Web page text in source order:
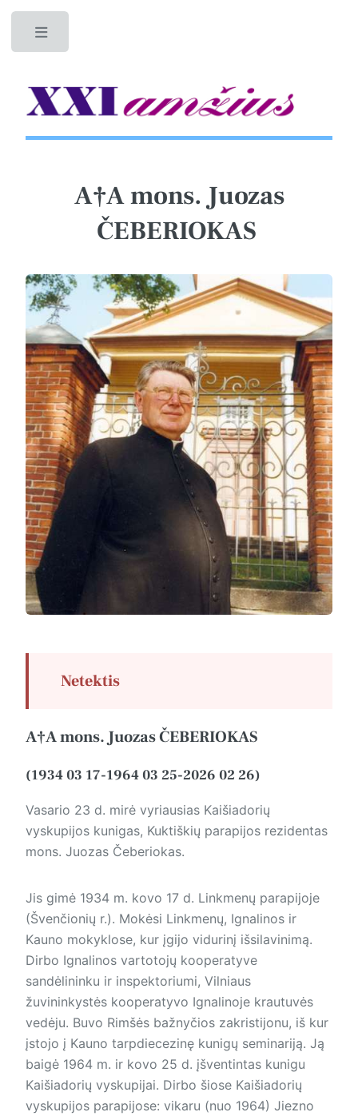
A†A mons. Juozas
ČEBERIOKAS
Netektis
A†A mons. Juozas ČEBERIOKAS
(1934 03 17-1964 03 25-2026 02 26)
Vasario 23 d. mirė vyriausias Kaišiadorių
vyskupijos kunigas, Kuktiškių parapijos rezidentas
mons. Juozas Čeberiokas.
Jis gimė 1934 m. kovo 17 d. Lin­kmenų parapijoje
(Švenčionių r.). Mokėsi Linkmenų, Ignalinos ir
Kauno mokyklose, kur įgijo vidurinį išsilavinimą.
Dirbo Ignalinos vartotojų kooperatyve
sandėlininku ir inspektoriumi, Vilniaus
žuvininkystės kooperatyvo Ignalinoje krautuvės
vedėju. Buvo Rimšės bažnyčios zakristijonu, iš kur
įstojo į Kauno tarpdiecezinę kunigų seminariją. Ją
baigė 1964 m. ir kovo 25 d. įšventintas kunigu
Kaišiadorių vyskupijai. Dirbo šiose Kaišiadorių
vyskupijos parapijose: vikaru (nuo 1964) Jiezno